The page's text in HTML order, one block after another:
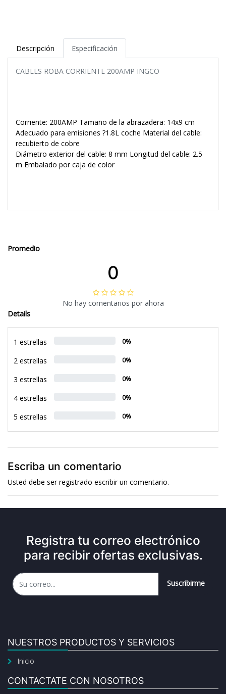
Descripción Especificación
CABLES ROBA CORRIENTE 200AMP INGCO
Corriente: 200AMP Tamaño de la abrazadera: 14x9 cm
Adecuado para emisiones ?1.8L coche Material del cable:
recubierto de cobre
Diámetro exterior del cable: 8 mm Longitud del cable: 2.5
m Embalado por caja de color
Promedio
0
No hay comentarios por ahora
Details
1 estrellas 0%
2 estrellas 0%
3 estrellas 0%
4 estrellas 0%
5 estrellas 0%
Escriba un comentario
Usted debe serregistrado escribir un comentario.
Registra tu correo electrónico
para recibir ofertas exclusivas.
Suscribirme
NUESTROS PRODUCTOS Y SERVICIOS
Inicio
CONTACTATE CON NOSOTROS